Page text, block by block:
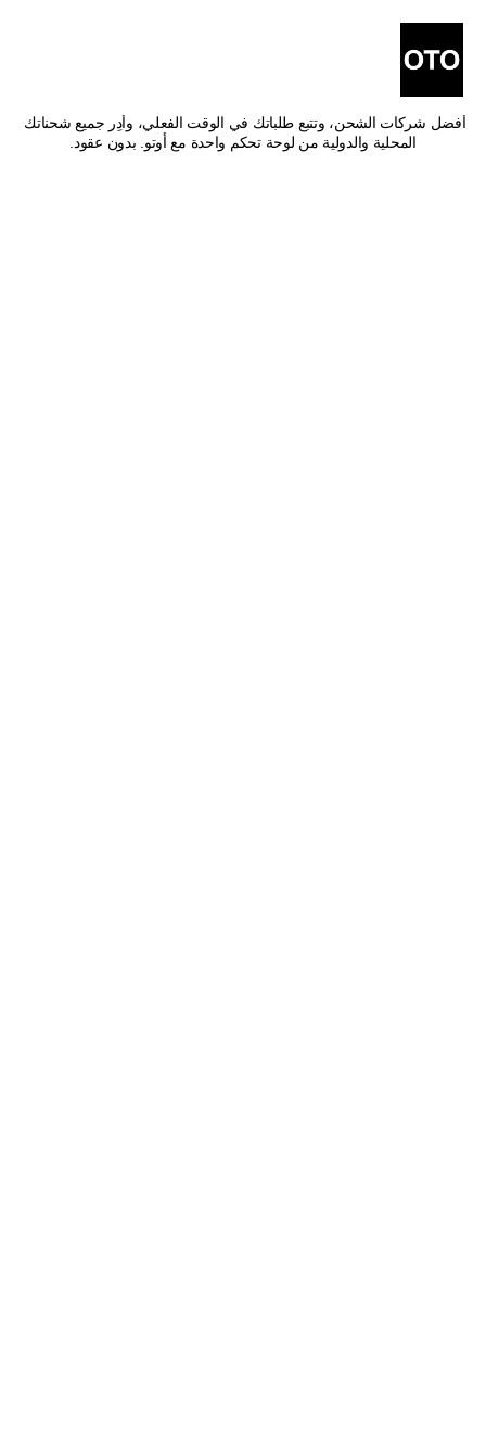
المحلية والدولية من لوحة تحكم واحدة مع أوتو. بدون عقود.